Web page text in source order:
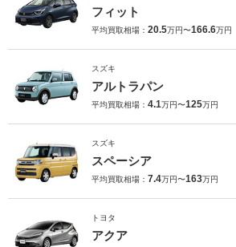
フィット
平均買取相場： 20.5万円〜166.6万円
スズキ
アルトラパン
平均買取相場： 4.1万円〜125万円
スズキ
スペーシア
平均買取相場： 7.4万円〜163万円
トヨタ
アクア